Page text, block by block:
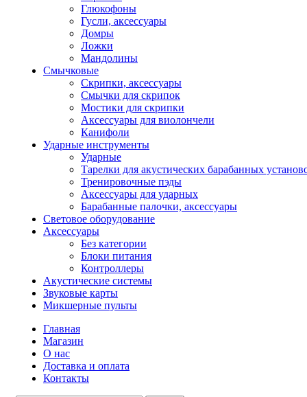
Глюкофоны
Гусли, аксессуары
Домры
Ложки
Мандолины
Смычковые
Скрипки, аксессуары
Смычки для скрипок
Мостики для скрипки
Аксессуары для виолончели
Канифоли
Ударные инструменты
Ударные
Тарелки для акустических барабанных
Тренировочные пэды
Аксессуары для ударных
Барабанные палочки, аксессуары
Световое оборудование
Аксессуары
Без категории
Блоки питания
Контроллеры
Акустические системы
Звуковые карты
Микшерные пульты
Главная
Магазин
О нас
Доставка и оплата
Контакты